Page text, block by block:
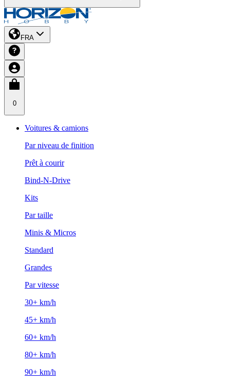
FRA
0
Voitures & camions
Par niveau de finition
Prêt à courir
Bind-N-Drive
Kits
Par taille
Minis & Micros
Standard
Grandes
Par vitesse
30+ km/h
45+ km/h
60+ km/h
80+ km/h
90+ km/h